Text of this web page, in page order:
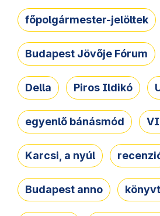
főpolgármester-jelöltek
Budapest Jövője Fórum
Della Piros Ildikó
egyenlő bánásmód
Karcsi, a nyúl
Budapest anno